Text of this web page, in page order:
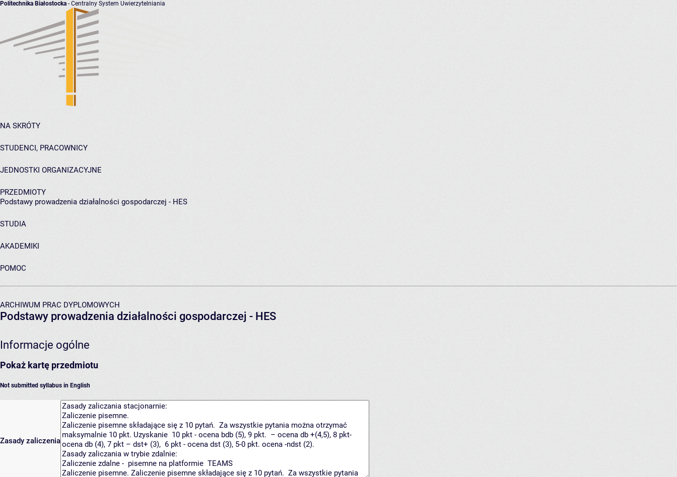
Politechnika Białostocka - Centralny System Uwierzytelniania
NA SKRÓTY
STUDENCI, PRACOWNICY
JEDNOSTKI ORGANIZACYJNE
PRZEDMIOTY
Podstawy prowadzenia działalności gospodarczej - HES
STUDIA
AKADEMIKI
POMOC
ARCHIWUM PRAC DYPLOMOWYCH
Podstawy prowadzenia działalności gospodarczej - HES
Informacje ogólne
Pokaż kartę przedmiotu
Not submitted syllabus in English
Zasady zaliczenia